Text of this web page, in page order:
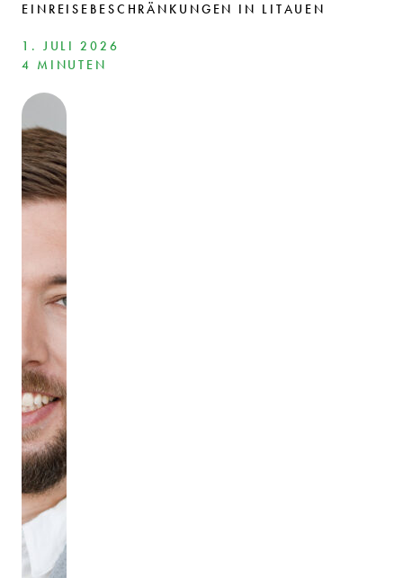
EINREISEBESCHRÄNKUNGEN IN LITAUEN
1. JULI 2026
4 MINUTEN